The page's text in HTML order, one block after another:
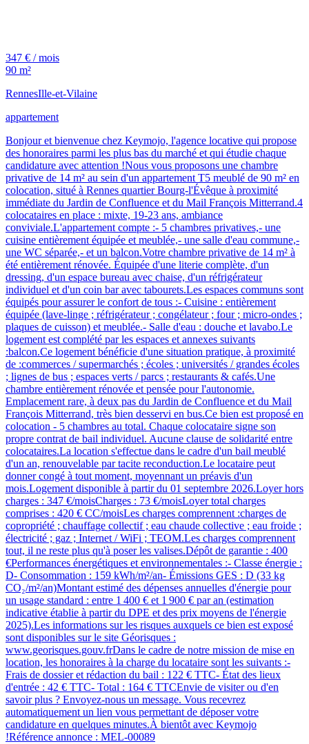
347 € / mois
90 m²
RennesIlle-et-Vilaine
appartement
Bonjour et bienvenue chez Keymojo, l'agence locative qui propose
des honoraires parmi les plus bas du marché et qui étudie chaque
candidature avec attention !Nous vous proposons une chambre
privative de 14 m² au sein d'un appartement T5 meublé de 90 m² en
colocation, situé à Rennes quartier Bourg-l'Évêque à proximité
immédiate du Jardin de Confluence et du Mail François Mitterrand.4
colocataires en place : mixte, 19-23 ans, ambiance
conviviale.L'appartement compte :- 5 chambres privatives,- une
cuisine entièrement équipée et meublée,- une salle d'eau commune,-
une WC séparée,- et un balcon.Votre chambre privative de 14 m² à
été entièrement rénovée. Équipée d'une literie complète, d'un
dressing, d'un espace bureau avec chaise, d'un réfrigérateur
individuel et d'un coin bar avec tabourets.Les espaces communs sont
équipés pour assurer le confort de tous :- Cuisine : entièrement
équipée (lave-linge ; réfrigérateur ; congélateur ; four ; micro-ondes ;
plaques de cuisson) et meublée.- Salle d'eau : douche et lavabo.Le
logement est complété par les espaces et annexes suivants
:balcon.Ce logement bénéficie d'une situation pratique, à proximité
de :commerces / supermarchés ; écoles ; universités / grandes écoles
; lignes de bus ; espaces verts / parcs ; restaurants & cafés.Une
chambre entièrement rénovée et pensée pour l'autonomie.
Emplacement rare, à deux pas du Jardin de Confluence et du Mail
François Mitterrand, très bien desservi en bus.Ce bien est proposé en
colocation - 5 chambres au total. Chaque colocataire signe son
propre contrat de bail individuel. Aucune clause de solidarité entre
colocataires.La location s'effectue dans le cadre d'un bail meublé
d'un an, renouvelable par tacite reconduction.Le locataire peut
donner congé à tout moment, moyennant un préavis d'un
mois.Logement disponible à partir du 01 septembre 2026.Loyer hors
charges : 347 €/moisCharges : 73 €/moisLoyer total charges
comprises : 420 € CC/moisLes charges comprennent :charges de
copropriété ; chauffage collectif ; eau chaude collective ; eau froide ;
électricité ; gaz ; Internet / WiFi ; TEOM.Les charges comprennent
tout, il ne reste plus qu'à poser les valises.Dépôt de garantie : 400
€Performances énergétiques et environnementales :- Classe énergie :
D- Consommation : 159 kWh/m²/an- Émissions GES : D (33 kg
CO₂/m²/an)Montant estimé des dépenses annuelles d'énergie pour
un usage standard : entre 1 400 € et 1 900 € par an (estimation
indicative établie à partir du DPE et des prix moyens de l'énergie
2025).Les informations sur les risques auxquels ce bien est exposé
sont disponibles sur le site Géorisques :
www.georisques.gouv.frDans le cadre de notre mission de mise en
location, les honoraires à la charge du locataire sont les suivants :-
Frais de dossier et rédaction du bail : 122 € TTC- État des lieux
d'entrée : 42 € TTC- Total : 164 € TTCEnvie de visiter ou d'en
savoir plus ? Envoyez-nous un message. Vous recevrez
automatiquement un lien vous permettant de déposer votre
candidature en quelques minutes.À bientôt avec Keymojo
!Référence annonce : MEL-00089